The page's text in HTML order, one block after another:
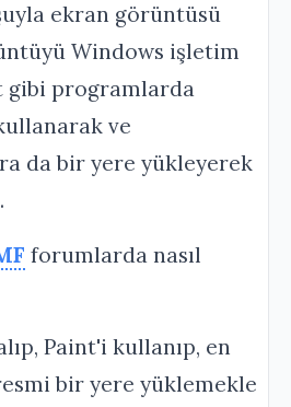
ekran görüntüsü
Windows işletim
gibi programlarda
ve
da bir yere yükleyerek
forumlarda nasıl
Paint'i kullanıp, en
bir yere yüklemekle